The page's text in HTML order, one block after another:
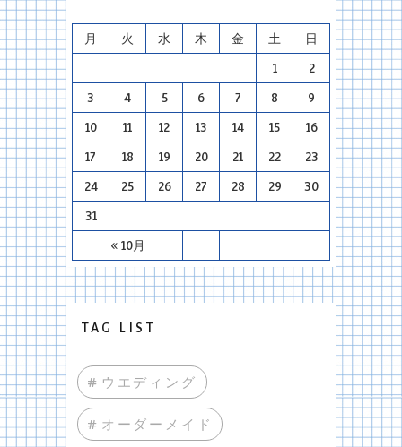
月 火 水 木 金 土 日
« 10月
1 2
3 4 5 6 7 8 9
10 11 12 13 14 15 16
17 18 19 20 21 22 23
24 25 26 27 28 29 30
31
TAG LIST
#ウエディング
#オーダーメイド